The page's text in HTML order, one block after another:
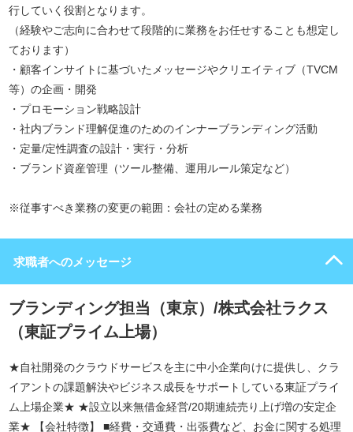
行していく役割となります。
（経験やご志向に合わせて段階的に業務をお任せすることも想定し
ております）
・顧客インサイトに基づいたメッセージやクリエイティブ（TVCM
等）の企画・開発
・プロモーション戦略設計
・社内ブランド理解促進のためのインナーブランディング活動
・定量/定性調査の設計・実行・分析
・ブランド資産管理（ツール整備、運用ルール策定など）
※従事すべき業務の変更の範囲：会社の定める業務
求職者へのメッセージ
ブランディング担当（東京）/株式会社ラクス
（東証プライム上場）
★自社開発のクラウドサービスを主に中小企業向けに提供し、クラ
イアントの課題解決やビジネス成長をサポートしている東証プライ
ム上場企業★ ★設立以来無借金経営/20期連続売り上げ増の安定企
業★ 【会社特徴】 ■経費・交通費・出張費など、お金に関する処理